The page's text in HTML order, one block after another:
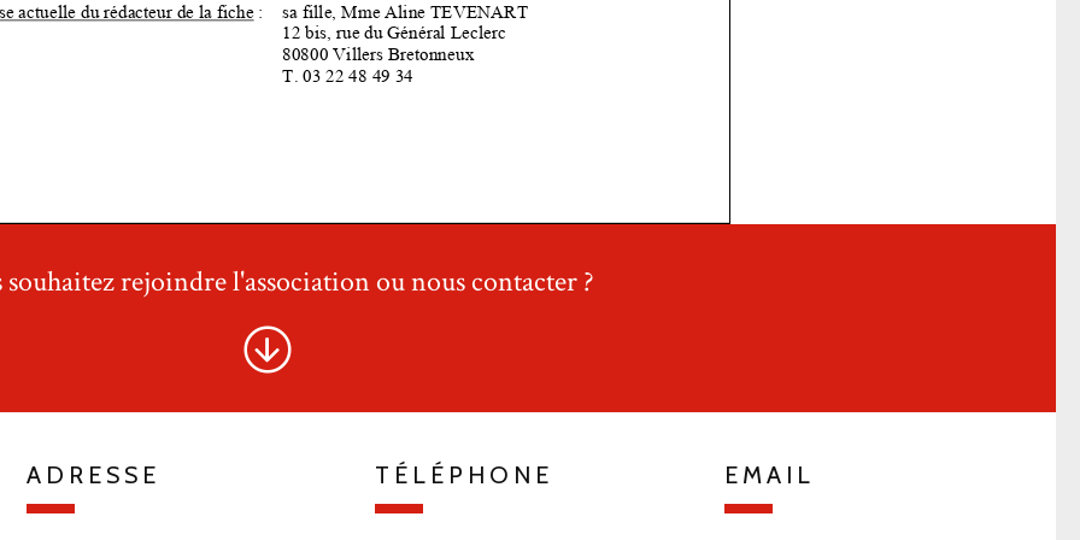
souhaitez rejoindre l'association ou nous contacter ?
ADRESSE TÉLÉPHONE EMAIL